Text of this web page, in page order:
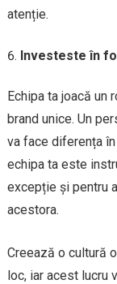
atenție.
Investeste în
Echipa ta joacă un
brand unice. Un
va face diferența
echipa ta este
excepție și pentru
acestora.
Creează o cultură
loc, iar acest lucru